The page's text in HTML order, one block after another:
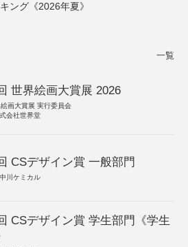
ング《2026年夏》
一覧
世界絵画大賞展 2026
画大賞展 実行委員会
会社世界堂
CSデザイン賞 一般部門
川ケミカル
CSデザイン賞 学生部門《学生